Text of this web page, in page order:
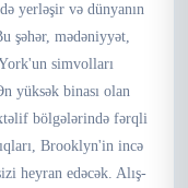
yerləşir və dünyanın
şəhər, mədəniyyət,
simvolları
yüksək binası olan
bölgələrində fərqli
Brooklyn'in incə
heyran edəcək. Alış-